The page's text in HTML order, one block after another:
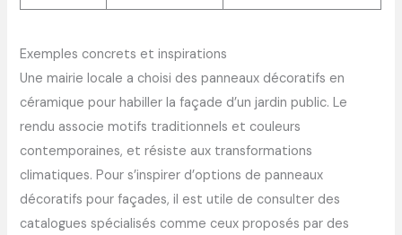
Exemples concrets et inspirations
Une mairie locale a choisi des panneaux décoratifs en
céramique pour habiller la façade d’un jardin public. Le
rendu associe motifs traditionnels et couleurs
contemporaines, et résiste aux transformations
climatiques. Pour s’inspirer d’options de panneaux
décoratifs pour façades, il est utile de consulter des
catalogues spécialisés comme ceux proposés par des